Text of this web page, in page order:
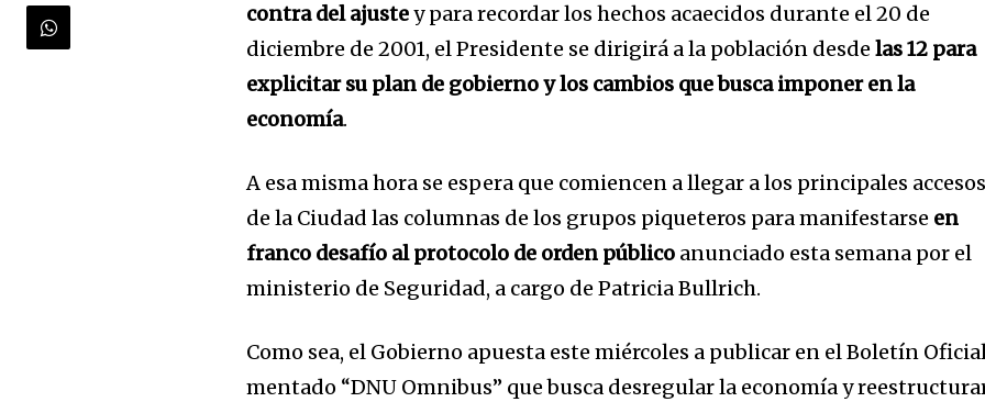
contra del ajustey para recordar los hechos acaecidos durante el 20 de
diciembre de 2001, el Presidente se dirigirá a la población desdelas 12 para
explicitar su plan de gobierno y los cambios que busca imponer en la
economía.
A esa misma hora se espera que comiencen a llegar a los principales
de la Ciudad las columnas de los grupos piqueteros para manifestarse en
franco desafío al protocolo de orden público anunciado esta semana por el
ministerio de Seguridad, a cargo de Patricia Bullrich.
Como sea, el Gobierno apuesta este miércoles a publicar en el Boletín
mentado “DNU Omnibus” que busca desregular la economía y